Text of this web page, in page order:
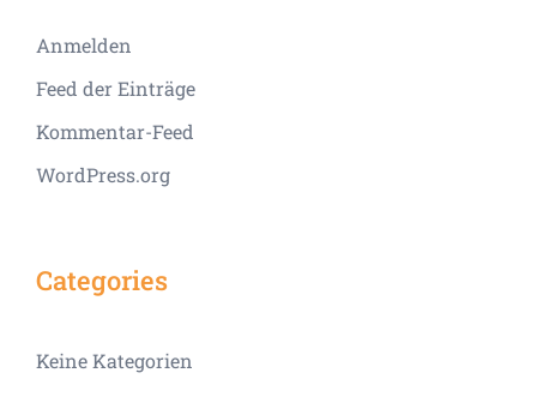
Anmelden
Feed der Einträge
Kommentar-Feed
WordPress.org
Categories
Keine Kategorien